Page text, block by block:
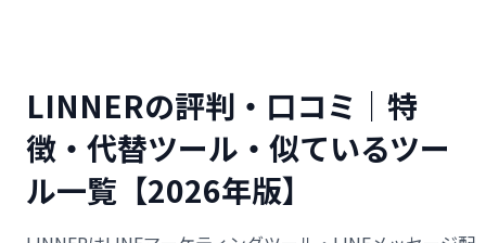
LINNERの評判・口コミ｜特
徴・代替ツール・似ているツー
ル一覧【2026年版】